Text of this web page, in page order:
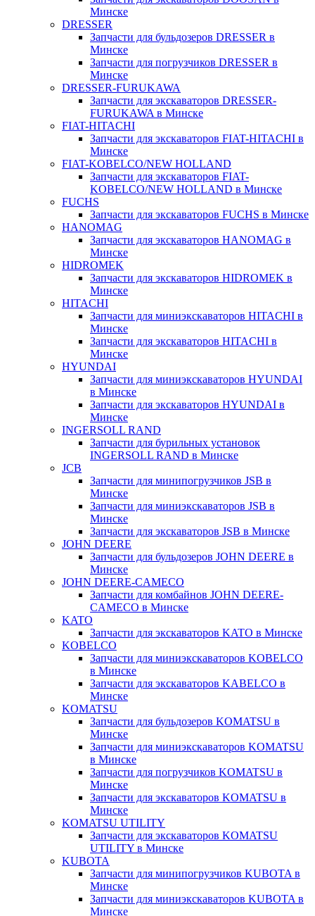
Минске
DRESSER
Запчасти для бульдозеров DRESSER в
Минске
Запчасти для погрузчиков DRESSER в
Минске
DRESSER-FURUKAWA
Запчасти для экскаваторов DRESSER-
FURUKAWA в Минске
FIAT-HITACHI
Запчасти для экскаваторов FIAT-HITACHI в
Минске
FIAT-KOBELCO/NEW HOLLAND
Запчасти для экскаваторов FIAT-
KOBELCO/NEW HOLLAND в Минске
FUCHS
Запчасти для экскаваторов FUCHS в Минске
HANOMAG
Запчасти для экскаваторов HANOMAG в
Минске
HIDROMEK
Запчасти для экскаваторов HIDROMEK в
Минске
HITACHI
Запчасти для миниэкскаваторов HITACHI в
Минске
Запчасти для экскаваторов HITACHI в
Минске
HYUNDAI
Запчасти для миниэкскаваторов HYUNDAI
в Минске
Запчасти для экскаваторов HYUNDAI в
Минске
INGERSOLL RAND
Запчасти для бурильных установок
INGERSOLL RAND в Минске
JCB
Запчасти для минипогрузчиков JSB в
Минске
Запчасти для миниэкскаваторов JSB в
Минске
Запчасти для экскаваторов JSB в Минске
JOHN DEERE
Запчасти для бульдозеров JOHN DEERE в
Минске
JOHN DEERE-CAMECO
Запчасти для комбайнов JOHN DEERE-
CAMECO в Минске
KATO
Запчасти для экскаваторов KATO в Минске
KOBELCO
Запчасти для миниэкскаваторов KOBELCO
в Минске
Запчасти для экскаваторов KABELCO в
Минске
KOMATSU
Запчасти для бульдозеров KOMATSU в
Минске
Запчасти для миниэкскаваторов KOMATSU
в Минске
Запчасти для погрузчиков KOMATSU в
Минске
Запчасти для экскаваторов KOMATSU в
Минске
KOMATSU UTILITY
Запчасти для экскаваторов KOMATSU
UTILITY в Минске
KUBOTA
Запчасти для минипогрузчиков KUBOTA в
Минске
Запчасти для миниэкскаваторов KUBOTA в
Минске